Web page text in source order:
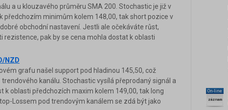
a u klouzavého průměru SMA 200. Stochastic je již v
předchozím minimům kolem 148,00, tak short pozice v
obchodní nastavení. Jestli ale očekáváte růst,
rezistence, pak by se cena mohla dostat k oblasti
NZD
grafu našel support pod hladinou 145,50, což
kanálu. Stochastic vysílá přeprodaný signál a
k oblasti předchozích maxim kolem 149,00, tak long
Lossem pod trendovým kanálem se zdá být jako
On-line
záznam